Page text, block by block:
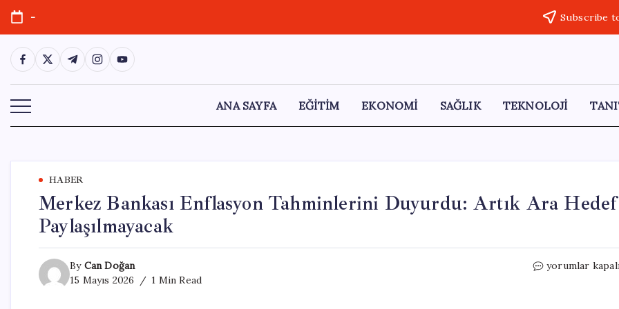
Skip
content
- Subscribe
https://www.facebook.com/
https://twitter.com/
https://t.me/
https://www.instagram.com/
https://youtube.com/
ANA SAYFA EĞİTİM EKONOMİ SAĞLIK TEKNOLOJİ
HABER
Merkez Bankası Enflasyon Tahminlerini Duyurdu: Artık Ara Hedef
Paylaşılmayacak
By Can Doğan
15 Mayıs 2026
1 Min Read
Merkez
yorumlar